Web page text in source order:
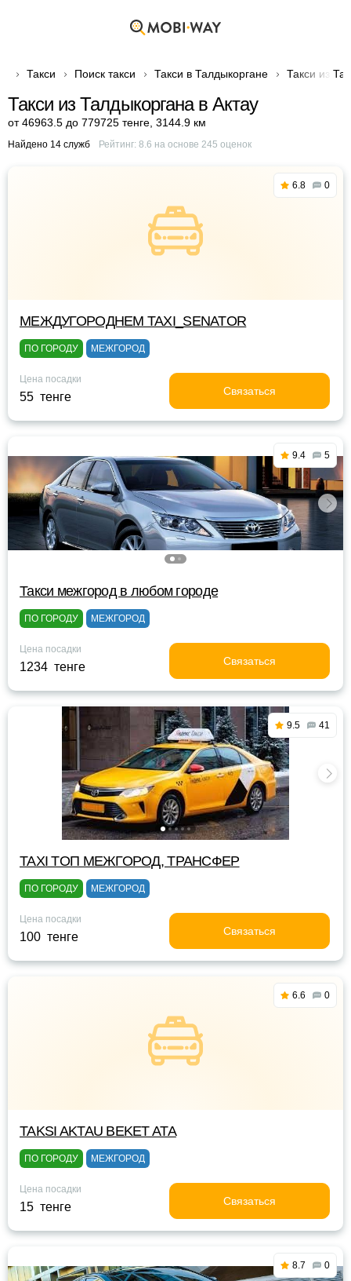
Такси Поиск такси Такси в Талдыкоргане Такси из
Такси из Талдыкоргана в Актау
от 46963.5 до 779725 тенге 3144.9 км
Найдено 14 служб Рейтинг: 8.6 на основе 245 оценок
6.8 0
МЕЖДУГОРОДНЕМ TAXI_SENATOR
ПО ГОРОДУ МЕЖГОРОД
Цена посадки
55 тенге Связаться
9.4 5
Такси межгород в любом городе
ПО ГОРОДУ МЕЖГОРОД
Цена посадки
1234 тенге Связаться
9.5 41
TAXI TOП МЕЖГОРОД, ТРАНСФЕР
ПО ГОРОДУ МЕЖГОРОД
Цена посадки
100 тенге Связаться
6.6 0
TAKSI AKTAU BEKET ATA
ПО ГОРОДУ МЕЖГОРОД
Цена посадки
15 тенге Связаться
8.7 0